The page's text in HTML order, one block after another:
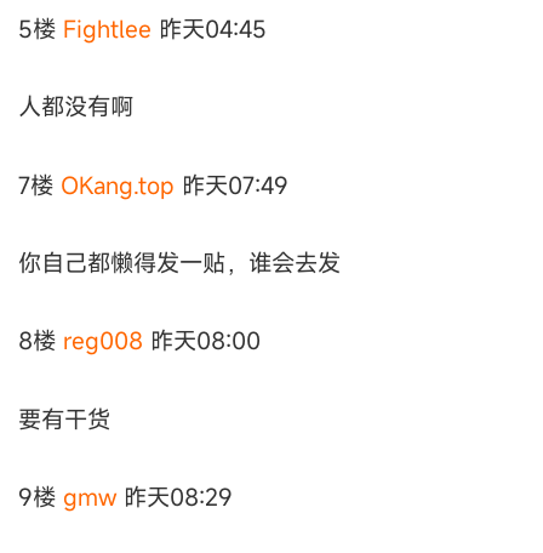
5楼 Fightlee 昨天04:45
人都没有啊
7楼 OKang.top 昨天07:49
你自己都懒得发一贴，谁会去发
8楼 reg008 昨天08:00
要有干货
9楼 gmw 昨天08:29